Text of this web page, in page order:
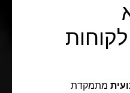
מתמקדת